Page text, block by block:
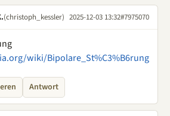
(christoph_kessler) 2025-12-03 13:32#7975070
wiki/Bipolare_St%C3%B6rung
Antwort